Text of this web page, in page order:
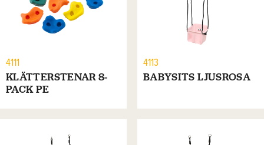
4111
KLÄTTERSTENAR 8-
PACK PE
4113
BABYSITS LJUSROSA